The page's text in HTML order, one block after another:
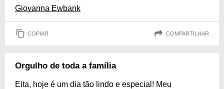
Giovanna Ewbank
COPIAR COMPARTILHAR
Orgulho de toda a família
Eita, hoje é um dia tão lindo e especial! Meu